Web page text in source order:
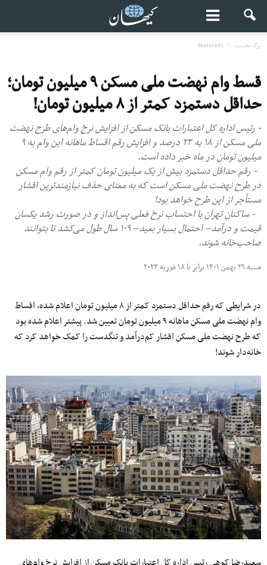
برگ نخست Featured1
قسط وام نهضت ملی مسکن ۹ میلیون تومان؛
حداقل دستمزد کمتر از ۸ میلیون تومان!
- رئیس اداره کل اعتبارات بانک مسکن از افزایش نرخ وام‌های طرح نهضت
ملی مسکن از ۱۸ به ۲۳ درصد و افزایش رقم اقساط ماهانه این وام به ۹
میلیون تومان در ماه خبر داده است.
- رقم حداقل دستمزد بیش از یک میلیون تومان کمتر از رقم وام مسکن
در طرح نهضت ملی مسکن است که به معنای حذف نیازمندترین اقشار
مستأجر از این طرح خواهد بود!
- ساکنان تهران با احتساب نرخ فعلی پس‌انداز و در صورت رشد یکسان
قیمت و درآمد– احتمال بسیار بعید– ۱۰۹ سال طول می‌کشد تا بتوانند
صاحب‌خانه شوند.
شنبه ۲۹ بهمن ۱۴۰۱ برابر با ۱۸ فوریه ۲۰۲۳
در شرایطی که رقم حداقل دستمزد کمتر از ۸ میلیون تومان اعلام شده، اقساط
وام نهضت ملی مسکن ماهانه ۹ میلیون تومان تعیین شد. پیشتر اعلام شده بود
که طرح نهضت ملی مسکن اقشار کم‌درآمد و تنگدست را کمک خواهد کرد که
خانه‌دار شوند!